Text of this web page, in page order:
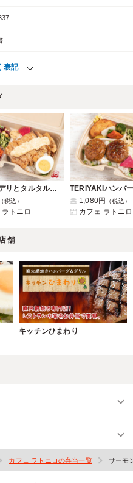
表記
カラフルデリとタルタルチキンのお弁当
（税込）
トニロ
1,080円 （税込）
カフェ ラトニロ
舗
キッチンひまわり
カフェ ラトニロの弁当一覧 サーモ